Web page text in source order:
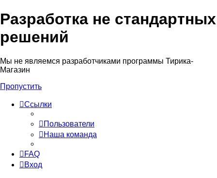
Разработка не стандартных
решений
Мы не являемся разработчиками программы Тирика-
Магазин
Пропустить
Ссылки
Пользователи
Наша команда
FAQ
Вход